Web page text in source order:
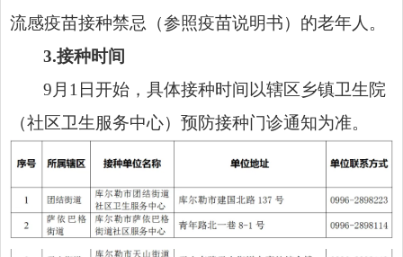
流感疫苗接种禁忌（参照疫苗说明书）的老年人。
3.接种时间
9月1日开始，具体接种时间以辖区乡镇卫生院
（社区卫生服务中心）预防接种门诊通知为准。